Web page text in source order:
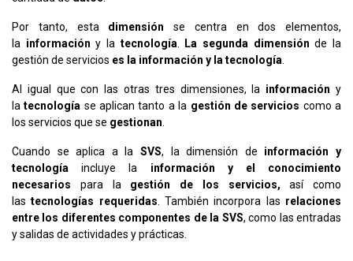
Por tanto, esta dimensión se centra en dos elementos,
la información y la tecnología La segunda dimensión de la
gestión de servicios es la información y la tecnología
Al igual que con las otras tres dimensiones, la información y
latecnología se aplican tanto a la gestión de servicios como a
los servicios que se gestionan
Cuando se aplica a la SVS, la dimensión de información y
tecnología incluye la información y el conocimiento
necesarios para la gestión de los servicios, así como
lastecnologías requeridas . También incorpora las relaciones
entre los diferentes componentes de la SVS, como las entradas
y salidas de actividades y prácticas.